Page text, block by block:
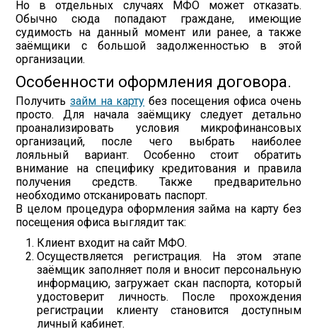
Но в отдельных случаях МФО может отказать.
Обычно сюда попадают граждане, имеющие
судимость на данный момент или ранее, а также
заёмщики с большой задолженностью в этой
организации.
Особенности оформления договора.
Получитьзайм на карту без посещения офиса очень
просто. Для начала заёмщику следует детально
проанализировать условия микрофинансовых
организаций, после чего выбрать наиболее
лояльный вариант. Особенно стоит обратить
внимание на специфику кредитования и правила
получения средств. Также предварительно
необходимо отсканировать паспорт.
В целом процедура оформления займа на карту без
посещения офиса выглядит так:
Клиент входит на сайт МФО.
Осуществляется регистрация. На этом этапе
заёмщик заполняет поля и вносит персональную
информацию, загружает скан паспорта, который
удостоверит личность. После прохождения
регистрации клиенту становится доступным
личный кабинет.